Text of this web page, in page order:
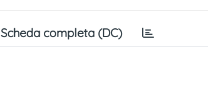
Scheda completa (DC)